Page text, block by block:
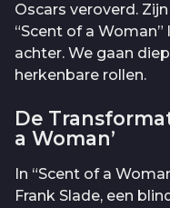
Oscars veroverd.
“Scent of a
achter. We gaan
herkenbare rollen.
De
a Woman’
In “Scent of a
Frank Slade, een